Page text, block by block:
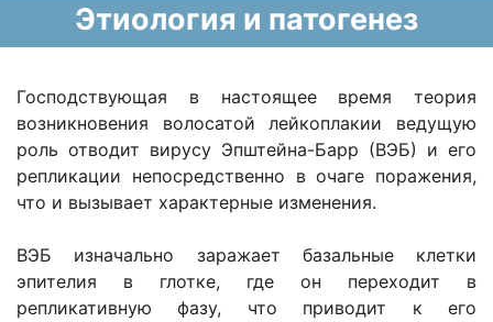
Этиология и патогенез
Господствующая в настоящее время теория
возникновения волосатой лейкоплакии ведущую
роль отводит вирусу Эпштейна-Барр (ВЭБ) и его
репликации непосредственно в очаге поражения,
что и вызывает характерные изменения.
ВЭБ изначально заражает базальные клетки
эпителия в глотке, где он переходит в
репликативную фазу, что приводит к его